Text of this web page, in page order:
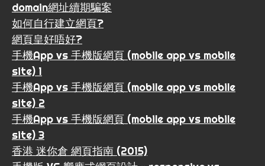
domain網址續期騙案
如何自行建立網頁?
網頁皇好唔好?
手機App vs 手機版網頁 (mobile app vs mobile
site) 1
手機App vs 手機版網頁 (mobile app vs mobile
site) 2
手機App vs 手機版網頁 (mobile app vs mobile
site) 3
香港 迷你倉 網頁指南 (2015)